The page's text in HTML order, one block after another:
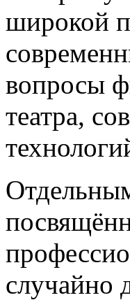
широкой
вопросы
театра,
случайно